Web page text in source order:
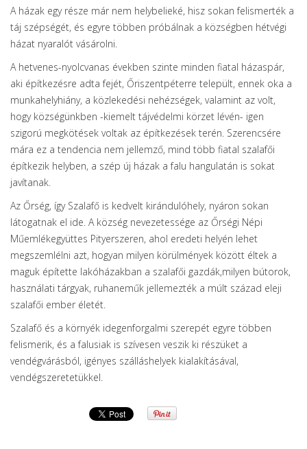
A házak egy része már nem helybelieké, hisz sokan felismerték a
táj szépségét, és egyre többen próbálnak a községben hétvégi
házat nyaralót vásárolni.
A hetvenes-nyolcvanas években szinte minden fiatal házaspár,
aki építkezésre adta fejét, Őriszentpéterre települt, ennek oka a
munkahelyhiány, a közlekedési nehézségek, valamint az volt,
hogy községünkben -kiemelt tájvédelmi körzet lévén- igen
szigorú megkötések voltak az építkezések terén. Szerencsére
mára ez a tendencia nem jellemző, mind több fiatal szalafői
építkezik helyben, a szép új házak a falu hangulatán is sokat
javítanak.
Az Őrség, így Szalafő is kedvelt kirándulóhely, nyáron sokan
látogatnak el ide. A község nevezetessége az Őrségi Népi
Műemlékegyüttes Pityerszeren, ahol eredeti helyén lehet
megszemlélni azt, hogyan milyen körülmények között éltek a
maguk építette lakóházakban a szalafői gazdák,milyen bútorok,
használati tárgyak, ruhaneműk jellemezték a múlt század eleji
szalafői ember életét.
Szalafő és a környék idegenforgalmi szerepét egyre többen
felismerik, és a falusiak is szívesen veszik ki részüket a
vendégvárásból, igényes szálláshelyek kialakításával,
vendégszeretetükkel.